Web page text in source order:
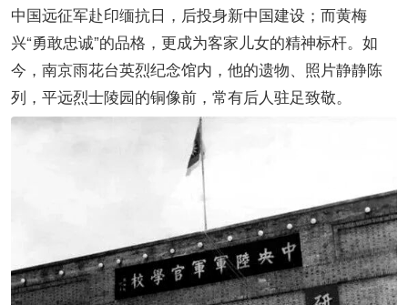
中国远征军赴印缅抗日，后投身新中国建设；而黄梅
兴“勇敢忠诚”的品格，更成为客家儿女的精神标杆。如
今，南京雨花台英烈纪念馆内，他的遗物、照片静静陈
列，平远烈士陵园的铜像前，常有后人驻足致敬。